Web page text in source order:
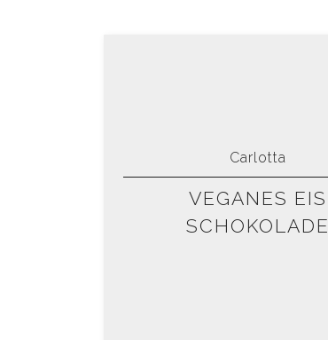
Carlotta
VEGANES EIS
SCHOKOLADE